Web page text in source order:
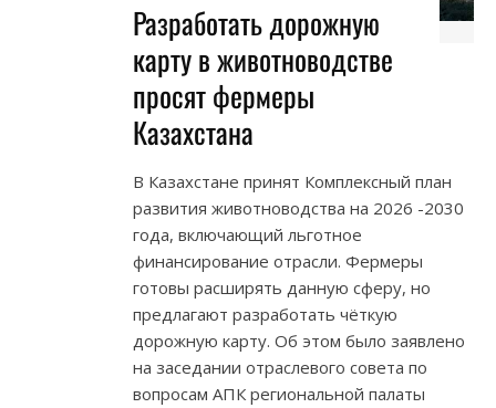
Разработать дорожную
карту в животноводстве
просят фермеры
Казахстана
В Казахстане принят Комплексный план
развития животноводства на 2026 -2030
года, включающий льготное
финансирование отрасли. Фермеры
готовы расширять данную сферу, но
предлагают разработать чёткую
дорожную карту. Об этом было заявлено
на заседании отраслевого совета по
вопросам АПК региональной палаты